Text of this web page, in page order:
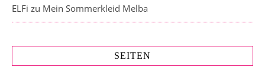
ELFi zu Mein Sommerkleid Melba
SEITEN